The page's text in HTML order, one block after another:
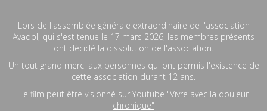
Lors de l'assemblée générale extraordinaire de l'association
Avadol, qui s'est tenue le 17 mars 2026, les membres présents
ont décidé la dissolution de l'association.
Un tout grand merci aux personnes qui ont permis l'existence de
cette association durant 12 ans.
Le film peut être visionné sur Youtube "Vivre avec la douleur
chronique"